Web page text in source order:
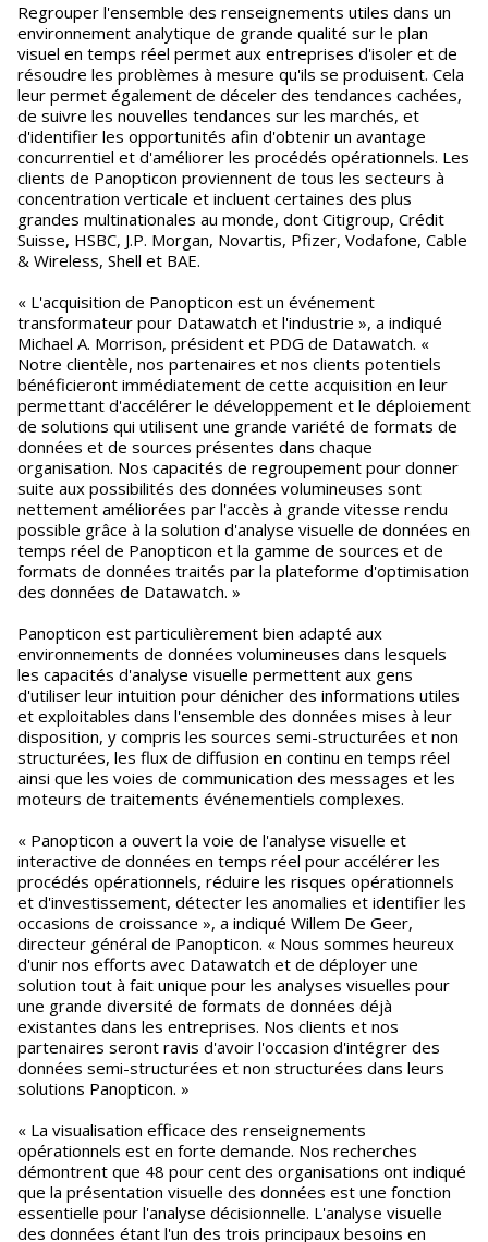
Regrouper l'ensemble des renseignements utiles dans un
environnement analytique de grande qualité sur le plan
visuel en temps réel permet aux entreprises d'isoler et de
résoudre les problèmes à mesure qu'ils se produisent. Cela
leur permet également de déceler des tendances cachées,
de suivre les nouvelles tendances sur les marchés, et
d'identifier les opportunités afin d'obtenir un avantage
concurrentiel et d'améliorer les procédés opérationnels. Les
clients de Panopticon proviennent de tous les secteurs à
concentration verticale et incluent certaines des plus
grandes multinationales au monde, dont Citigroup, Crédit
Suisse, HSBC, J.P. Morgan, Novartis, Pfizer, Vodafone, Cable
& Wireless, Shell et BAE.
« L'acquisition de Panopticon est un événement
transformateur pour Datawatch et l'industrie », a indiqué
Michael A. Morrison, président et PDG de Datawatch. «
Notre clientèle, nos partenaires et nos clients potentiels
bénéficieront immédiatement de cette acquisition en leur
permettant d'accélérer le développement et le déploiement
de solutions qui utilisent une grande variété de formats de
données et de sources présentes dans chaque
organisation. Nos capacités de regroupement pour donner
suite aux possibilités des données volumineuses sont
nettement améliorées par l'accès à grande vitesse rendu
possible grâce à la solution d'analyse visuelle de données en
temps réel de Panopticon et la gamme de sources et de
formats de données traités par la plateforme d'optimisation
des données de Datawatch. »
Panopticon est particulièrement bien adapté aux
environnements de données volumineuses dans lesquels
les capacités d'analyse visuelle permettent aux gens
d'utiliser leur intuition pour dénicher des informations utiles
et exploitables dans l'ensemble des données mises à leur
disposition, y compris les sources semi-structurées et non
structurées, les flux de diffusion en continu en temps réel
ainsi que les voies de communication des messages et les
moteurs de traitements événementiels complexes.
« Panopticon a ouvert la voie de l'analyse visuelle et
interactive de données en temps réel pour accélérer les
procédés opérationnels, réduire les risques opérationnels
et d'investissement, détecter les anomalies et identifier les
occasions de croissance », a indiqué Willem De Geer,
directeur général de Panopticon. « Nous sommes heureux
d'unir nos efforts avec Datawatch et de déployer une
solution tout à fait unique pour les analyses visuelles pour
une grande diversité de formats de données déjà
existantes dans les entreprises. Nos clients et nos
partenaires seront ravis d'avoir l'occasion d'intégrer des
données semi-structurées et non structurées dans leurs
solutions Panopticon. »
« La visualisation efficace des renseignements
opérationnels est en forte demande. Nos recherches
démontrent que 48 pour cent des organisations ont indiqué
que la présentation visuelle des données est une fonction
essentielle pour l'analyse décisionnelle. L'analyse visuelle
des données étant l'un des trois principaux besoins en